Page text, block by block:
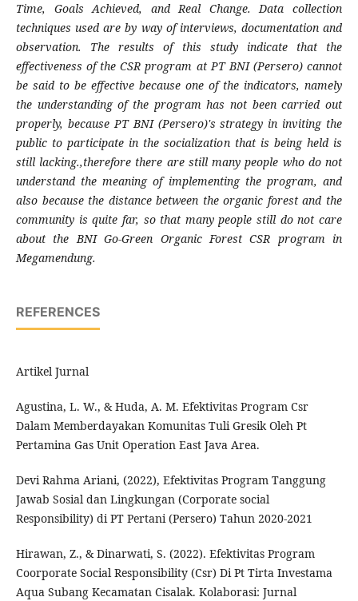
Time, Goals Achieved, and Real Change. Data collection
techniques used are by way of interviews, documentation and
observation. The results of this study indicate that the
effectiveness of the CSR program at PT BNI (Persero) cannot
be said to be effective because one of the indicators, namely
the understanding of the program has not been carried out
properly, because PT BNI (Persero)'s strategy in inviting the
public to participate in the socialization that is being held is
still lacking.,therefore there are still many people who do not
understand the meaning of implementing the program, and
also because the distance between the organic forest and the
community is quite far, so that many people still do not care
about the BNI Go-Green Organic Forest CSR program in
Megamendung.
REFERENCES
Artikel Jurnal
Agustina, L. W., & Huda, A. M. Efektivitas Program Csr
Dalam Memberdayakan Komunitas Tuli Gresik Oleh Pt
Pertamina Gas Unit Operation East Java Area.
Devi Rahma Ariani, (2022), Efektivitas Program Tanggung
Jawab Sosial dan Lingkungan (Corporate social
Responsibility) di PT Pertani (Persero) Tahun 2020-2021
Hirawan, Z., & Dinarwati, S. (2022). Efektivitas Program
Coorporate Social Responsibility (Csr) Di Pt Tirta Investama
Aqua Subang Kecamatan Cisalak. Kolaborasi: Jurnal